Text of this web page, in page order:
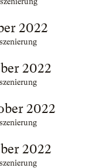
2022
2022
2022
2022